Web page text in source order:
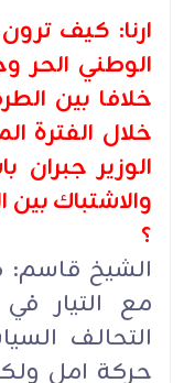
ارنا: كيف
الوطني الحر
خلافا بين
خلال الفترة
الوزير
والاشتباك بين
؟
الشيخ قاسم:
مع التيار
التحالف
حركة امل